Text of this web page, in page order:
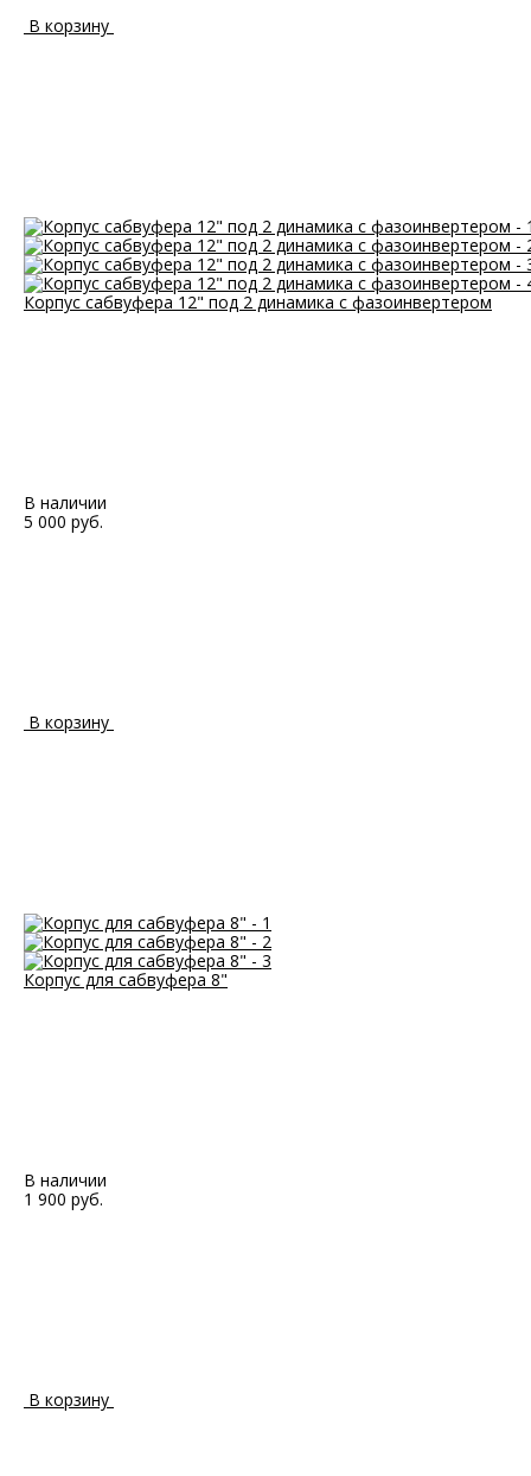
В корзину
Корпус сабвуфера 12" под 2 динамика с фазоинвертером
В наличии
5 000 руб.
В корзину
Корпус для сабвуфера 8"
В наличии
1 900 руб.
В корзину